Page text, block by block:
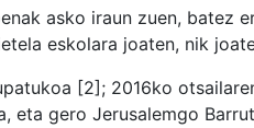
asko iraun zuen, batez
eskolara joaten, nik
[2]; 2016ko
eta gero Jerusalemgo